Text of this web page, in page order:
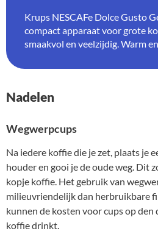
Krups NESCAFe Dolce Gusto
compact apparaat voor grote
smaakvol en veelzijdig. Warm
Nadelen
Wegwerpcups
Na iedere koffie die je zet, plaats je
houder en gooi je de oude weg. Dit
kopje koffie. Het gebruik van
milieuvriendelijk dan herbruikbare
kunnen de kosten voor cups op den
koffie drinkt.